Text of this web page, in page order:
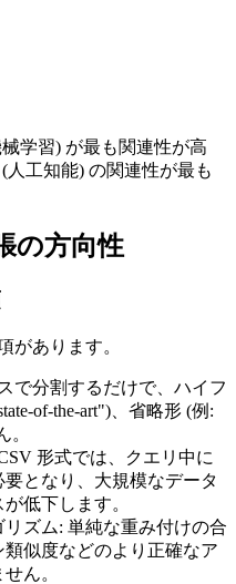
学習) が最も関連性が高
人工知能) の関連性が最も
の方向性
があります。
で分割するだけで、ハイフ
of-the-art")、省略形 (例:
。
形式では、クエリ中に
となり、大規模なデータ
低下します。
ズム: 単純な重み付けの合
似度などのより正確なア
ん。